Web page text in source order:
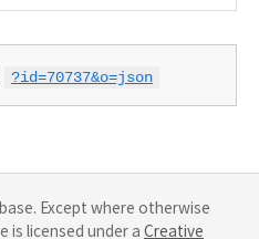
?id=70737&o=json
Except where otherwise
licensed under a Creative